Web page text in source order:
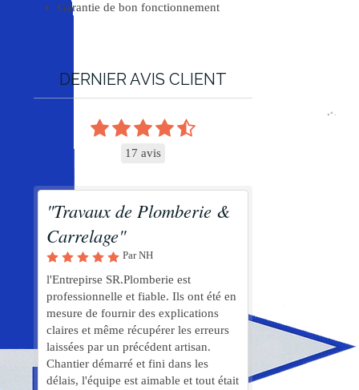
Garantie de bon fonctionnement
DERNIER AVIS CLIENT
17 avis
"Travaux de Plomberie &
Carrelage"
Par NH
l'Entrepirse SR.Plomberie est
professionnelle et fiable. Ils ont été en
mesure de fournir des explications
claires et même récupérer les erreurs
laissées par un précédent artisan.
Chantier démarré et fini dans les
délais, l'équipe est aimable et tout était